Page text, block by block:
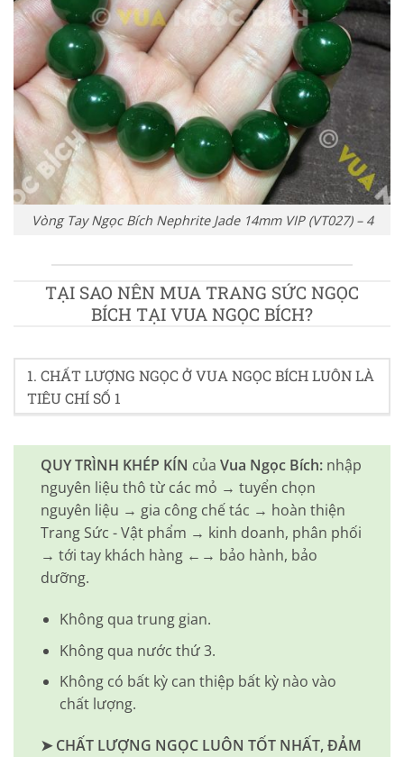
Vòng Tay Ngọc Bích Nephrite Jade 14mm VIP (VT027) – 4
TẠI SAO NÊN MUA TRANG SỨC NGỌC
BÍCH TẠI VUA NGỌC BÍCH?
1. CHẤT LƯỢNG NGỌC Ở VUA NGỌC BÍCH LUÔN LÀ
TIÊU CHÍ SỐ 1
QUY TRÌNH KHÉP KÍN của Vua Ngọc Bích: nhập
nguyên liệu thô từ các mỏ → tuyển chọn
nguyên liệu → gia công chế tác → hoàn thiện
Trang Sức - Vật phẩm → kinh doanh, phân phối
→ tới tay khách hàng ←→ bảo hành, bảo
dưỡng.
Không qua trung gian.
Không qua nước thứ 3.
Không có bất kỳ can thiệp bất kỳ nào vào
chất lượng.
➤ CHẤT LƯỢNG NGỌC LUÔN TỐT NHẤT, ĐẢM